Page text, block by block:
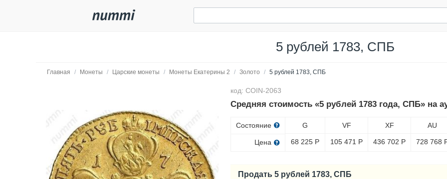
5 рублей 1783, СПБ
Главная / Монеты / Царские монеты / Монеты Екатерины 2 / Золото / 5 рублей 1783, СПБ
код: COIN-2063
Средняя стоимость «5 рублей 1783 года, СПБ» на
Состояние
Цена
G
68 225 Р
VF
105 471 Р
XF
436 702 Р
AU
728 768
Продать 5 рублей 1783, СПБ